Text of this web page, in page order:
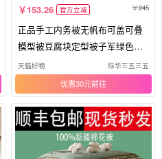
153.26 官方立减 245
正品手工内务被无帆布可盖可叠
模型被豆腐块定型被子军绿色棉
被
天猫好物 际华三五三五
优惠30元